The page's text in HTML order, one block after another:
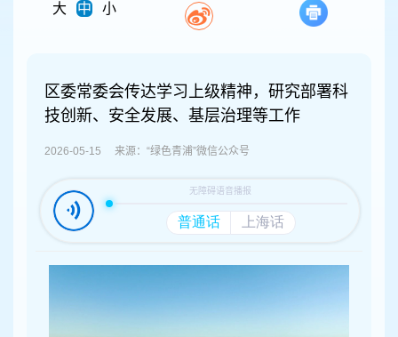
大
中 小
区委常委会传达学习上级精神，研究部署科
技创新、安全发展、基层治理等工作
2026-05-15 来源：“绿色青浦”微信公众号